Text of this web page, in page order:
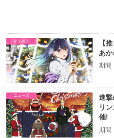
イラスト
【
あか
期間
ニュース
進撃
リ
催!
期間